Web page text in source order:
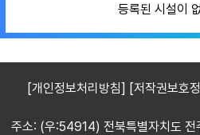
등록된 시설이
[개인정보처리방침] [저작권보호
주소: (우:54914) 전북특별자치도 전